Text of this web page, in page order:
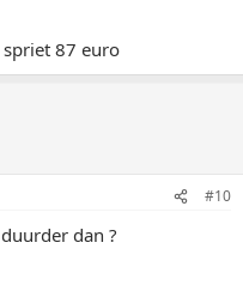
87 euro
#10
dan ?